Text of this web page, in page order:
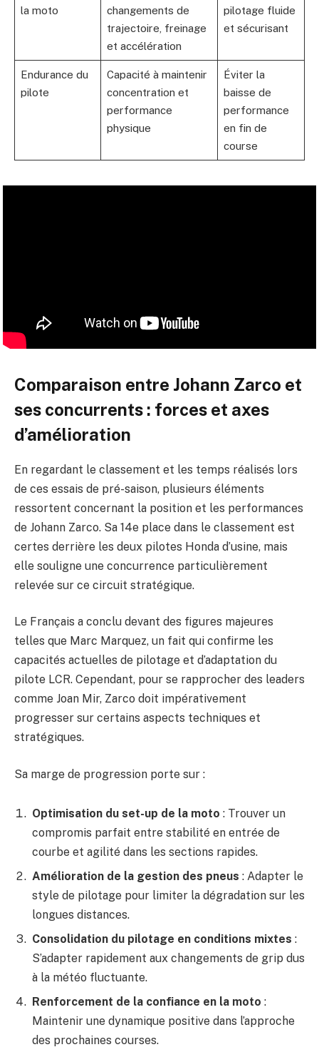
la moto
changements de
trajectoire, freinage
et accélération
pilotage fluide
et sécurisant
Endurance du
pilote
Capacité à maintenir
concentration et
performance
physique
Éviter la
baisse de
performance
en fin de
course
Comparaison entre Johann Zarco et
ses concurrents : forces et axes
d’amélioration
En regardant le classement et les temps réalisés lors
de ces essais de pré-saison, plusieurs éléments
ressortent concernant la position et les performances
de Johann Zarco. Sa 14e place dans le classement est
certes derrière les deux pilotes Honda d’usine, mais
elle souligne une concurrence particulièrement
relevée sur ce circuit stratégique.
Le Français a conclu devant des figures majeures
telles que Marc Marquez, un fait qui confirme les
capacités actuelles de pilotage et d’adaptation du
pilote LCR. Cependant, pour se rapprocher des leaders
comme Joan Mir, Zarco doit impérativement
progresser sur certains aspects techniques et
stratégiques.
Sa marge de progression porte sur :
Optimisation du set-up de la moto : Trouver un
compromis parfait entre stabilité en entrée de
courbe et agilité dans les sections rapides.
Amélioration de la gestion des pneus : Adapter le
style de pilotage pour limiter la dégradation sur les
longues distances.
Consolidation du pilotage en conditions mixtes :
S’adapter rapidement aux changements de grip dus
à la météo fluctuante.
Renforcement de la confiance en la moto :
Maintenir une dynamique positive dans l’approche
des prochaines courses.